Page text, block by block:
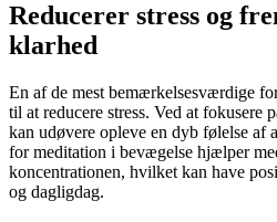
Reducerer stress og
klarhed
En af de mest bemærkelsesværdige
til at reducere stress. Ved at
kan udøvere opleve en dyb følelse af
for meditation i bevægelse hjælper
koncentrationen, hvilket kan have
og dagligdag.